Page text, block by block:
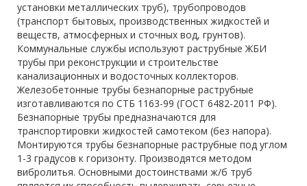
установки металлических труб), трубопроводов
(транспорт бытовых, производственных жидкостей и
веществ, атмосферных и сточных вод, грунтов).
Коммунальные службы используют раструбные ЖБИ
трубы при реконструкции и строительстве
канализационных и водосточных коллекторов.
Железобетонные трубы безнапорные раструбные
изготавливаются по СТБ 1163-99 (ГОСТ 6482-2011 РФ).
Безнапорные трубы предназначаются для
транспортировки жидкостей самотеком (без напора).
Монтируются трубы безнапорные раструбные под углом
1-3 градусов к горизонту. Производятся методом
вибролитья. Основными достоинствами ж/б труб